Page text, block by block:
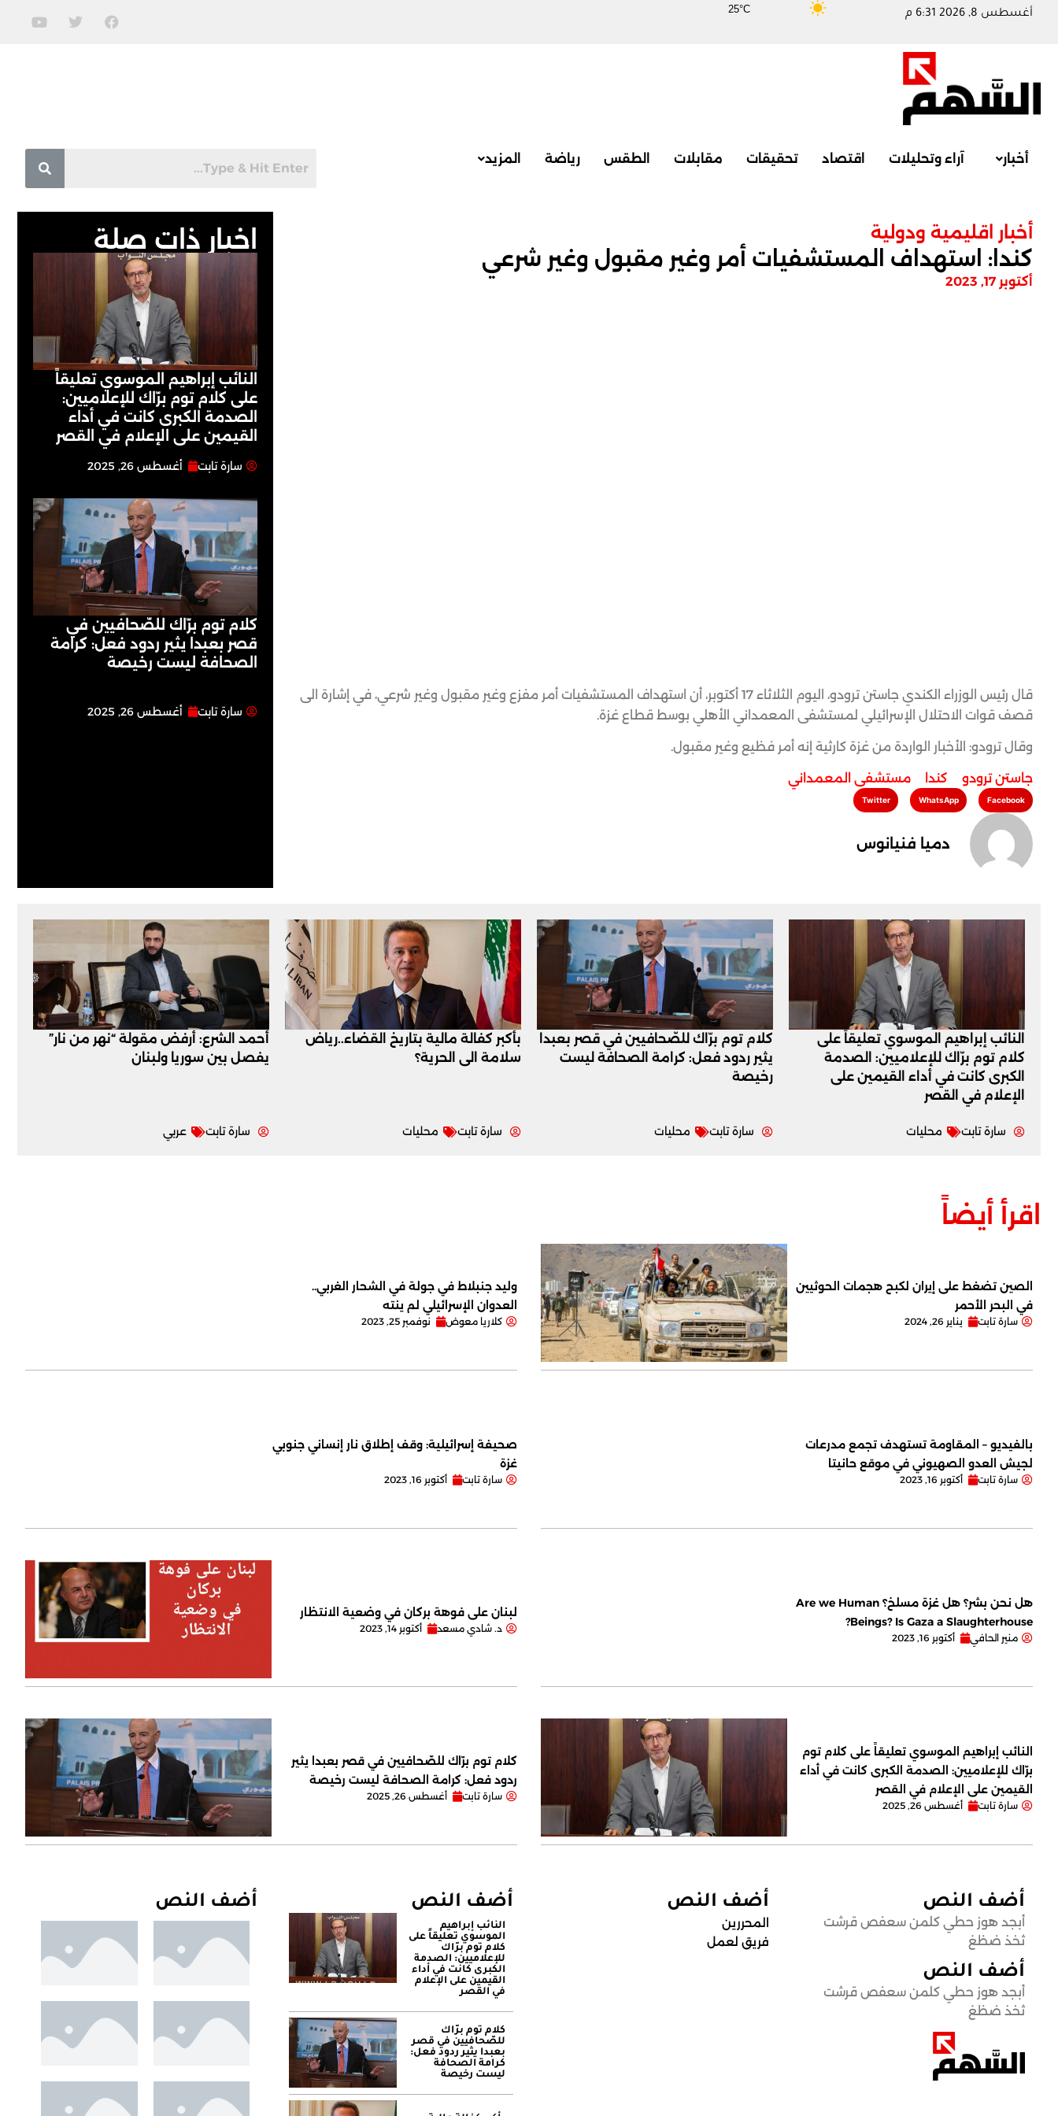
25°C أغسطس 8, 2026 6:31 م
أخبار آراء وتحليلات اقتصاد تحقيقات مقابلات الطقس رياضة المزيد
اخبار ذات صلة
النائب إبراهيم الموسوي تعليقاً
على كلام توم برّاك للإعلاميين:
الصدمة الكبرى كانت في أداء
القيمين على ‏الإعلام في القصر
سارة تابت أغسطس 26, 2025
كلام توم برّاك للصّحافيين في
قصر بعبدا يثير ردود فعل: كرامة
الصحافة ليست رخيصة
سارة تابت أغسطس 26, 2025
أخبار اقليمية ودولية
كندا: استهداف المستشفيات أمر وغير مقبول وغير شرعي
أكتوبر 17, 2023
قال رئيس الوزراء الكندي جاستن ترودو، اليوم الثلاثاء 17 أكتوبر، أن استهداف المستشفيات أمر مفزع وغير مقبول وغير شرعي، في إشارة الى
قصف قوات الاحتلال الإسرائيلي لمستشفى المعمداني الأهلي بوسط قطاع غزة.
وقال ترودو: الأخبار الواردة من غزة كارثية إنه أمر فظيع وغير مقبول.
جاستن ترودو كندا مستشفى المعمداني
Facebook
WhatsApp
Twitter
دميا فنيانوس
النائب إبراهيم الموسوي تعليقاً على
كلام توم برّاك للإعلاميين: الصدمة
الكبرى كانت في أداء القيمين على
‏الإعلام في القصر
سارة تابت محليات
كلام توم برّاك للصّحافيين في قصر بعبدا
يثير ردود فعل: كرامة الصحافة ليست
رخيصة
سارة تابت محليات
بأكبر كفالة مالية بتاريخ القضاء..رياض
سلامة الى الحرية؟
سارة تابت محليات
أحمد الشرع: أرفض مقولة “نهر من نار”
يفصل بين سوريا ولبنان
سارة تابت عربي
اقرأ أيضاً
الصين تضغط على إيران لكبح هجمات الحوثيين
في البحر الأحمر
سارة تابت يناير 26, 2024
وليد جنبلاط في جولة في الشحار الغربي..
العدوان الإسرائيلي لم ينته
كلاريا معوض نوفمبر 25, 2023
بالفيديو – المقاومة تستهدف تجمع مدرعات
لجيش العدو الصهيوني في موقع حانيتا
سارة تابت أكتوبر 16, 2023
صحيفة إسرائيلية: وقف إطلاق نار إنساني جنوبي
غزة
سارة تابت أكتوبر 16, 2023
هل نحن بشر؟ هل غزة مسلخ؟ Are we Human
Beings? Is Gaza a Slaughterhouse?
منير الحافي أكتوبر 16, 2023
لبنان على فوهة بركان في وضعية الانتظار
د. شادي مسعد أكتوبر 14, 2023
النائب إبراهيم الموسوي تعليقاً على كلام توم
برّاك للإعلاميين: الصدمة الكبرى كانت في أداء
القيمين على ‏الإعلام في القصر
سارة تابت أغسطس 26, 2025
كلام توم برّاك للصّحافيين في قصر بعبدا يثير
ردود فعل: كرامة الصحافة ليست رخيصة
سارة تابت أغسطس 26, 2025
أضف النص
أبجد هوز حطي كلمن سعفص قرشت
ثخذ ضظغ
أضف النص
أبجد هوز حطي كلمن سعفص قرشت
ثخذ ضظغ
أضف النص
المحررين
فريق لعمل
أضف النص
النائب إبراهيم
الموسوي تعليقاً على
كلام توم برّاك
للإعلاميين: الصدمة
الكبرى كانت في أداء
القيمين على ‏الإعلام
في القصر
كلام توم برّاك
للصّحافيين في قصر
بعبدا يثير ردود فعل:
كرامة الصحافة
ليست رخيصة
أضف النص